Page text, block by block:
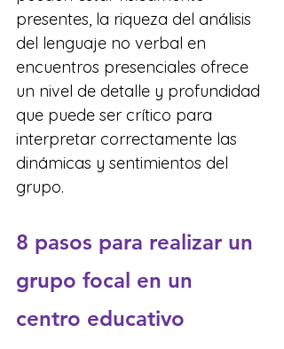
presentes, la riqueza del análisis
del lenguaje no verbal en
encuentros presenciales ofrece
un nivel de detalle y profundidad
que puede ser crítico para
interpretar correctamente las
dinámicas y sentimientos del
grupo.
8 pasos para realizar un
grupo focal en un
centro educativo